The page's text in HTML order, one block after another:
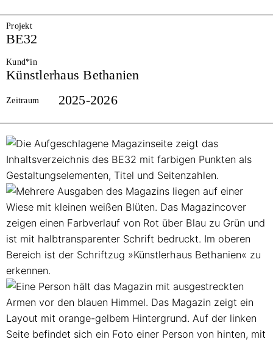
Projekt
BE32
Kund*in
Künstlerhaus Bethanien
Zeitraum 2025-2026